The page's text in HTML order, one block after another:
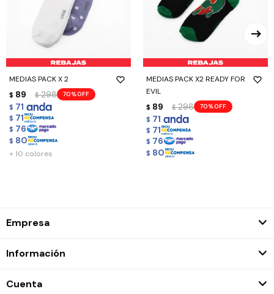
MEDIAS PACK X 2
$ 89 $ 298 70
$ 71
$ 71
$ 76
$ 80
+ 10 colores
MEDIAS PACK X2 READY FOR
EVIL
$ 89 $ 298 70
$ 71
$ 71
$ 76
$ 80
Empresa
Información
Cuenta